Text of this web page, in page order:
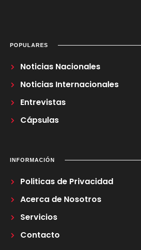
POPULARES
Noticias Nacionales
Noticias Internacionales
Entrevistas
Cápsulas
INFORMACIÓN
Politicas de Privacidad
Acerca de Nosotros
Servicios
Contacto